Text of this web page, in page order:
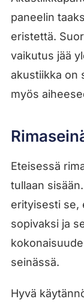
paneelin
eristettä.
vaikutus jää
akustiikka on
myös
Eteisessä
tullaan
erityisesti se,
sopivaksi ja
seinässä.
Hyvä